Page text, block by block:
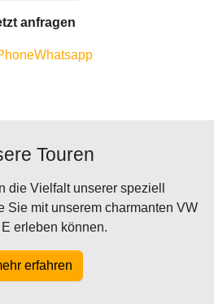
anfragen
Whatsapp
Touren
die Vielfalt unserer speziell
Sie mit unserem charmanten VW
erleben können.
erfahren